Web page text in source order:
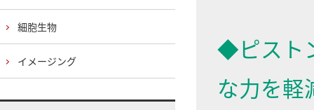
◆ピスト
な力を軽
細胞生物
イメージング